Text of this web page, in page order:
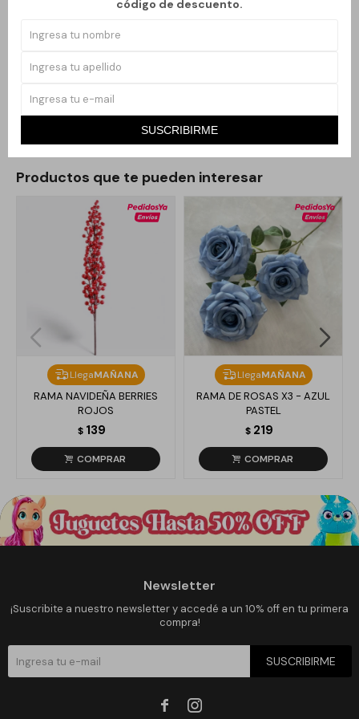
código de descuento.
SUSCRIBIRME
Esta versión tradicional está pensada para aportar un acento
cálido y elegante a cualquier ambiente. Su diseño realista y su
en arreglos decorativos, o para complementar la decoración del
árbol y otros rincones del hogar.
Productos que te pueden interesar
LlegaMAÑANA
RAMA NAVIDEÑA BERRIES
ROJOS
$ 139
LlegaMAÑANA
RAMA DE ROSAS X3 - AZUL
PASTEL
$ 219
Newsletter
¡Suscribite a nuestro newsletter y accedé a un 10% off en tu primera
compra!
SUSCRIBIRME
 